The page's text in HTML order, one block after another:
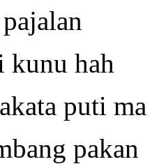
kunu hah
puti ma
pakan